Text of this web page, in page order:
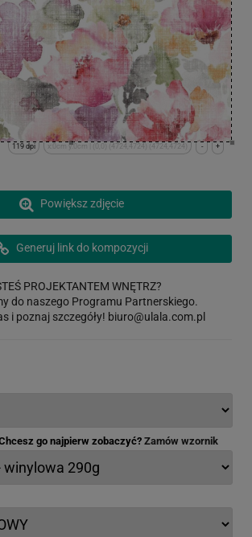
+
-
x:0cm y:0cm | (0,0) (4724,4724) (4724,4724)
119 dpi
Powiększ zdjęcie
Generuj link do kompozycji
PROJEKTANTEM WNĘTRZ?
do naszego Programu Partnerskiego.
i poznaj szczegóły! biuro@ulala.com.pl
go najpierw zobaczyć? Zamów wzornik